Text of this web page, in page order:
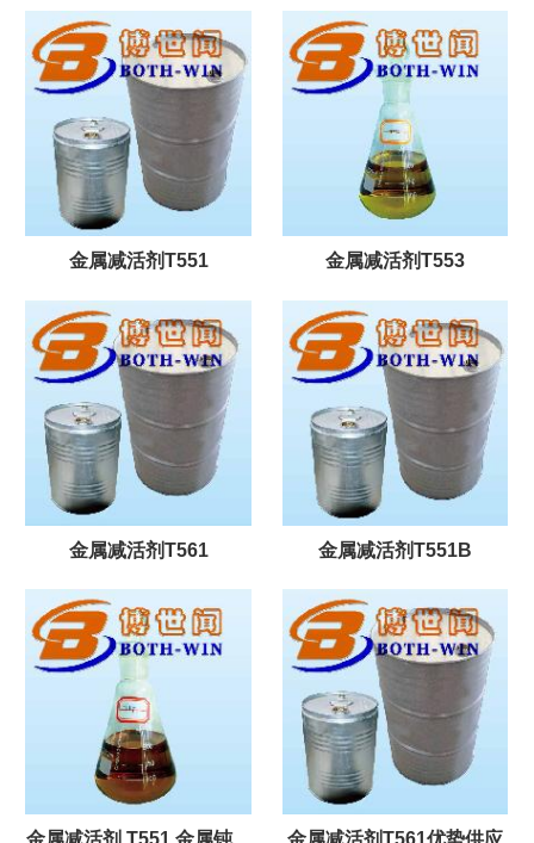
金属减活剂T551 金属减活剂T553
金属减活剂T561 金属减活剂T551B